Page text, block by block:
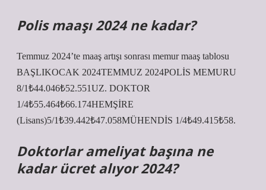
Polis maaşı 2024 ne kadar?
Temmuz 2024’te maaş artışı sonrası memur maaş tablosu
BAŞLIKOCAK 2024TEMMUZ 2024POLİS MEMURU
8/1₺44.046₺52.551UZ. DOKTOR
1/4₺55.464₺66.174HEMŞİRE
(Lisans)5/1₺39.442₺47.058MÜHENDİS 1/4₺49.415₺58.
Doktorlar ameliyat başına ne
kadar ücret alıyor 2024?